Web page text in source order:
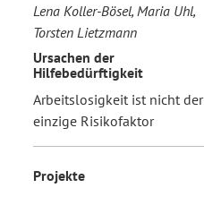
Lena Koller-Bösel, Maria Uhl,
Torsten Lietzmann
Ursachen der
Hilfebedürftigkeit
Arbeitslosigkeit ist nicht der
einzige Risikofaktor
Projekte